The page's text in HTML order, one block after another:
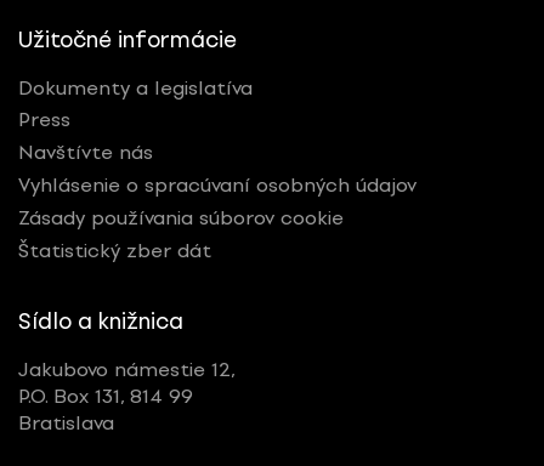
Užitočné informácie
Dokumenty a legislatíva
Press
Navštívte nás
Vyhlásenie o spracúvaní osobných údajov
Zásady používania súborov cookie
Štatistický zber dát
Sídlo a knižnica
Jakubovo námestie 12,
P.O. Box 131, 814 99
Bratislava